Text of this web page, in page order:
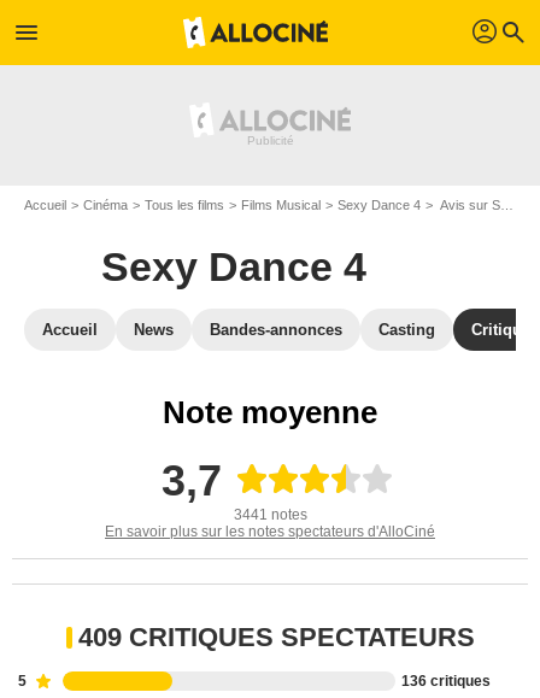
menu profil search
Accueil Cinéma Tous les films Films Musical Sexy Dance 4 Avis sur Sexy Dance 4
Sexy Dance 4
Accueil News Bandes-annonces Casting
Note moyenne
3,7
3441 notes
En savoir plus sur les notes spectateurs d'AlloCiné
409 CRITIQUES SPECTATEURS
5 136 critiques